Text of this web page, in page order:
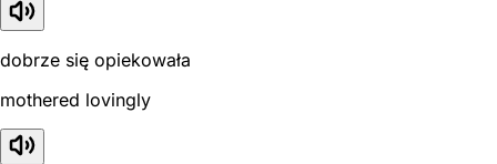
dobrze się opiekowała
mothered lovingly